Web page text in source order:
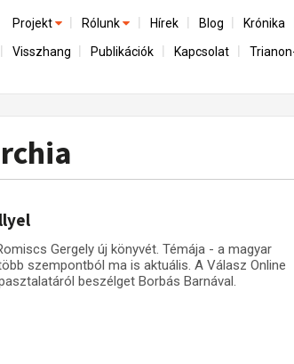
Projekt
Előzmények
Az összeomlás és a magyar társadalom
A békerendszer megszilárdulása
Utókor és emlékezet
Rólunk
A kutatócsoport működéséről
Hírek Blog Krónika
Visszhang Publikációk Kapcsolat
Gergely új könyvét. Témája - a magyar
szempontból ma is aktuális. A Válasz Online
beszélget Borbás Barnával.